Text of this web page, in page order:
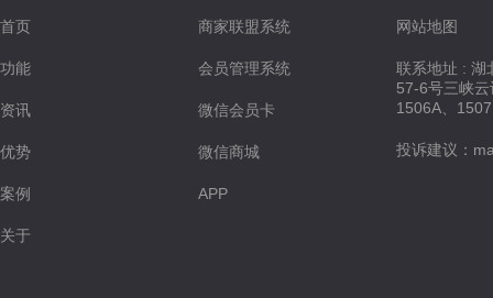
首页
功能
资讯
优势
案例
关于
商家联盟系统
会员管理系统
微信会员卡
微信商城
APP
网站地图
联系地址 : 湖
57-6号三峡
1506A、
投诉建议：